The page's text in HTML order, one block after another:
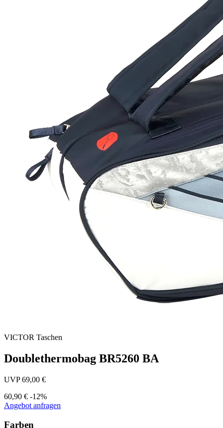
VICTOR Taschen
Doublethermobag BR5260 BA
UVP 69,00 €
60,90 € -12%
Angebot anfragen
Farben